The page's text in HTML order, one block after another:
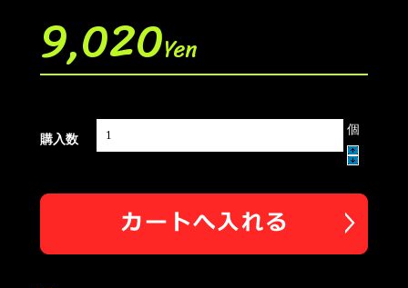
9,020Yen
購入数
個